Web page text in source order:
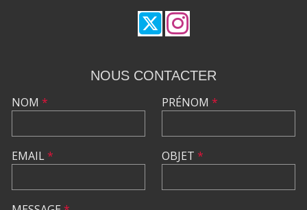
NOUS CONTACTER
NOM *
EMAIL*
PRÉNOM *
OBJET *